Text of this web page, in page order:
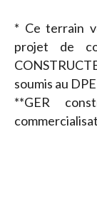
* Ce terrain
projet de
soumis au DPE
**GER